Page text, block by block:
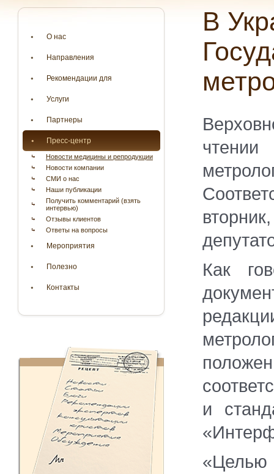
О нас
Направления
Рекомендации для
Услуги
Партнеры
Пресс-центр
Новости медицины и репродукции
Новости компании
СМИ о нас
Наши публикации
Получить комментарий (взять
интервью)
Отзывы клиентов
Ответы на вопросы
Мероприятия
Полезно
Контакты
В Украине планирують создать
Как
и